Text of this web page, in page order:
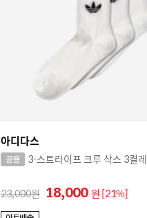
아디다스
3-스트라이프 크루 삭스 3켤레
23,000 18,000 원 [21%]